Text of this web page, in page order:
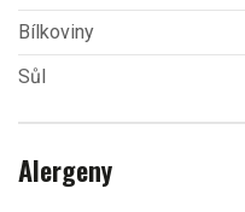
Bílkoviny
Sůl
Alergeny